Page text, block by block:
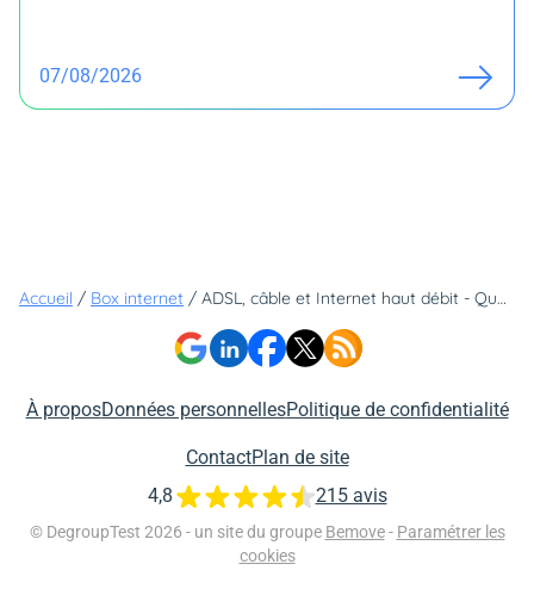
07/08/2026
Accueil / Box internet / ADSL, câble et Internet haut débit - Questions-réponses
À proposDonnées personnellesPolitique de confidentialité
ContactPlan de site
© DegroupTest 2026 - un site du groupe Bemove - Paramétrer les
cookies
4,8 215 avis